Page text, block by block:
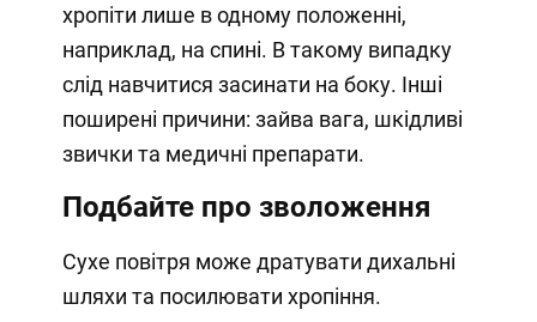
хропіти лише в одному положенні,
наприклад, на спині. В такому випадку
слід навчитися засинати на боку. Інші
поширені причини: зайва вага, шкідливі
звички та медичні препарати.
Подбайте про зволоження
Сухе повітря може дратувати дихальні
шляхи та посилювати хропіння.